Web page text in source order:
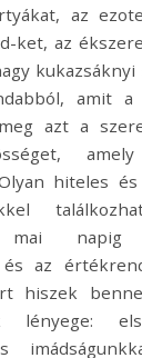
az
ket, az
amit a
azt a
hiteles
napig
és az
hiszek
lényege: